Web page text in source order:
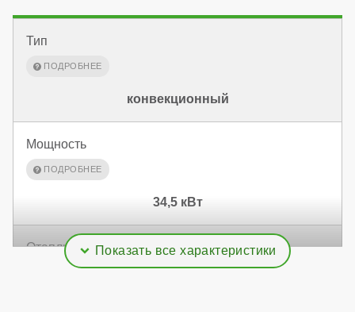
Тип
конвекционный
Мощность
34,5 кВт
Отапливаемая площадь